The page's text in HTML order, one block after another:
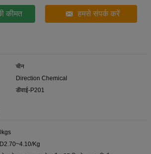
कीमत हमसे संपर्क करें
चीन
Direction Chemical
डीवाई-P201
Kg